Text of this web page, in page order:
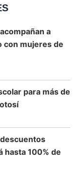
a
con mujeres de
para más de
hasta 100% de